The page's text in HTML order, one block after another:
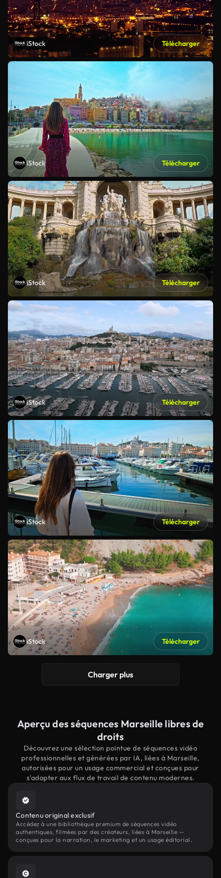
iStock Télécharger
iStock Télécharger
iStock Télécharger
iStock Télécharger
iStock Télécharger
iStock Télécharger
Charger plus
Aperçu des séquences Marseille libres de
droits
Découvrez une sélection pointue de séquences vidéo
professionnelles et générées par IA, liées à Marseille,
autorisées pour un usage commercial et conçues pour
s'adapter aux flux de travail de contenu modernes.
Contenu original exclusif
Accédez à une bibliothèque premium de séquences vidéo
authentiques, filmées par des créateurs, liées à Marseille —
conçues pour la narration, le marketing et un usage éditorial.